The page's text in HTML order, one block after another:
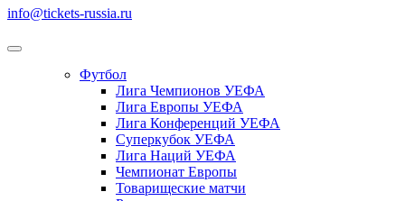
info@tickets-russia.ru
Футбол
Лига Чемпионов УЕФА
Лига Европы УЕФА
Лига Конференций УЕФА
Суперкубок УЕФА
Лига Наций УЕФА
Чемпионат Европы
Товарищеские матчи